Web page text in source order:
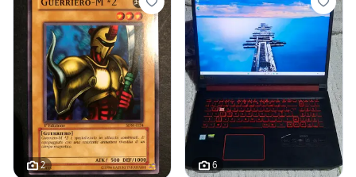
2 6